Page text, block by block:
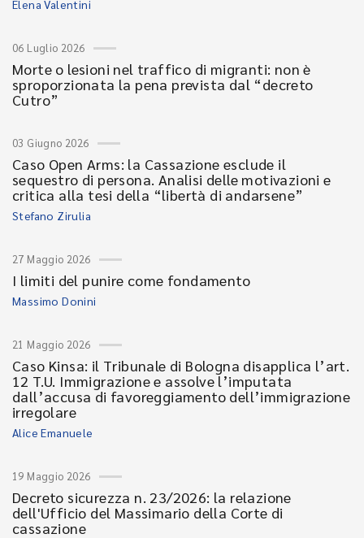
Elena Valentini
06 Luglio 2026
Morte o lesioni nel traffico di migranti: non è
sproporzionata la pena prevista dal “decreto
Cutro”
03 Giugno 2026
Caso Open Arms: la Cassazione esclude il
sequestro di persona. Analisi delle motivazioni e
critica alla tesi della “libertà di andarsene”
Stefano Zirulia
27 Maggio 2026
I limiti del punire come fondamento
Massimo Donini
21 Maggio 2026
Caso Kinsa: il Tribunale di Bologna disapplica l’art.
12 T.U. Immigrazione e assolve l’imputata
dall’accusa di favoreggiamento dell’immigrazione
irregolare
Alice Emanuele
19 Maggio 2026
Decreto sicurezza n. 23/2026: la relazione
dell'Ufficio del Massimario della Corte di
cassazione